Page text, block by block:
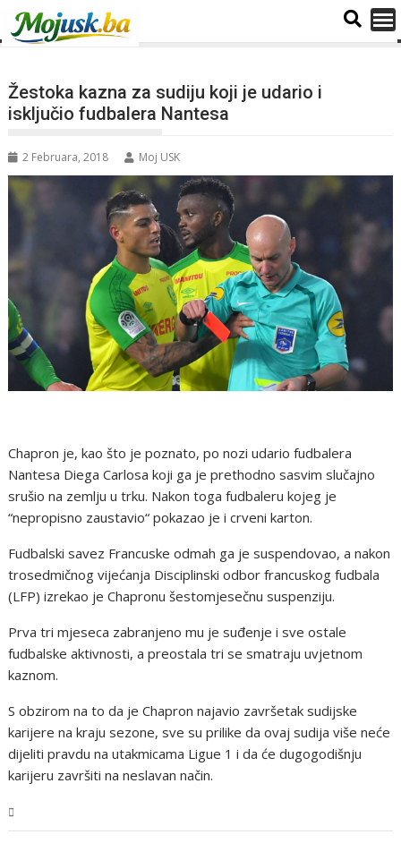
Žestoka kazna za sudiju koji je udario i
isključio fudbalera Nantesa
2 Februara, 2018 Moj USK
Chapron je, kao što je poznato, po nozi udario fudbalera
Nantesa Diega Carlosa koji ga je prethodno sasvim slučajno
srušio na zemlju u trku. Nakon toga fudbaleru kojeg je
“nepropisno zaustavio“ pokazao je i crveni karton.
Fudbalski savez Francuske odmah ga je suspendovao, a nakon
trosedmičnog vijećanja Disciplinski odbor francuskog fudbala
(LFP) izrekao je Chapronu šestomjesečnu suspenziju.
Prva tri mjeseca zabranjeno mu je suđenje i sve ostale
fudbalske aktivnosti, a preostala tri se smatraju uvjetnom
kaznom.
S obzirom na to da je Chapron najavio završetak sudijske
karijere na kraju sezone, sve su prilike da ovaj sudija više neće
dijeliti pravdu na utakmicama Ligue 1 i da će dugogodišnju
karijeru završiti na neslavan način.